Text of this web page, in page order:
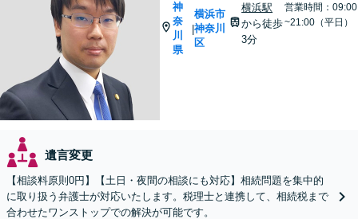
神
奈
川
県
|
横浜市
神奈川
区
横浜駅
から徒歩
3分
営業時間：09:00
~21:00（平日）
遺言変更
【相談料原則0円】【土日・夜間の相談にも対応】相続問題を集中的
に取り扱う弁護士が対応いたします。税理士と連携して、相続税まで
合わせたワンストップでの解決が可能です。